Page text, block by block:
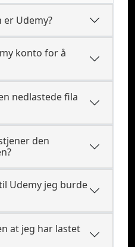
Udemy?
konto for å
nedlastede fila
den
Udemy jeg burde
at jeg har lastet